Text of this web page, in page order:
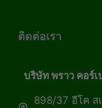
ติดต่อเรา
บริษัท พราว คอร์
898/37 อีโค ส